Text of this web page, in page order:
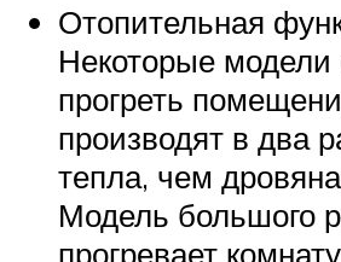
Отопительная
Некоторые модели
прогреть
производят в два
тепла, чем
Модель большого
прогревает